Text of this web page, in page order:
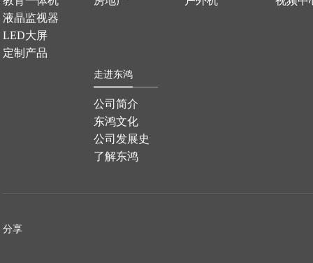
液晶监视器
LED大屏
定制产品
走进东鸿
公司简介
东鸿文化
公司发展史
了解东鸿
分享